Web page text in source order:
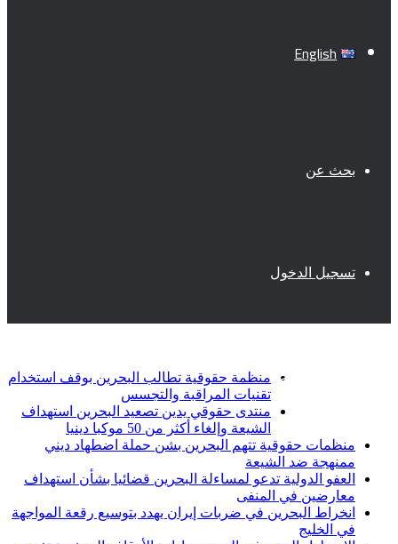
English
بحث عن
تسجيل الدخول
فيسبوك
منظمة حقوقية تطالب البحرين بوقف استخدام
تقنيات المراقبة والتجسس
منتدى حقوقي يدين تصعيد البحرين استهداف
الشيعة وإلغاء أكثر من 50 موكبا دينيا
منظمات حقوقية تتهم البحرين بشن حملة اضطهاد ديني
ممنهجة ضد الشيعة
العفو الدولية تدعو لمساءلة البحرين قضائيا بشأن استهداف
معارضين في المنفى
انخراط البحرين في ضربات إيران يهدد بتوسيع رقعة المواجهة
في الخليج